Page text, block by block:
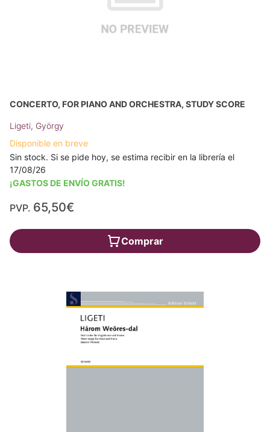
CONCERTO, FOR PIANO AND ORCHESTRA, STUDY SCORE
Ligeti, György
Disponible en breve
Sin stock. Si se pide hoy, se estima recibir en la librería el
17/08/26
¡GASTOS DE ENVÍO GRATIS!
PVP. 65,50€
Comprar